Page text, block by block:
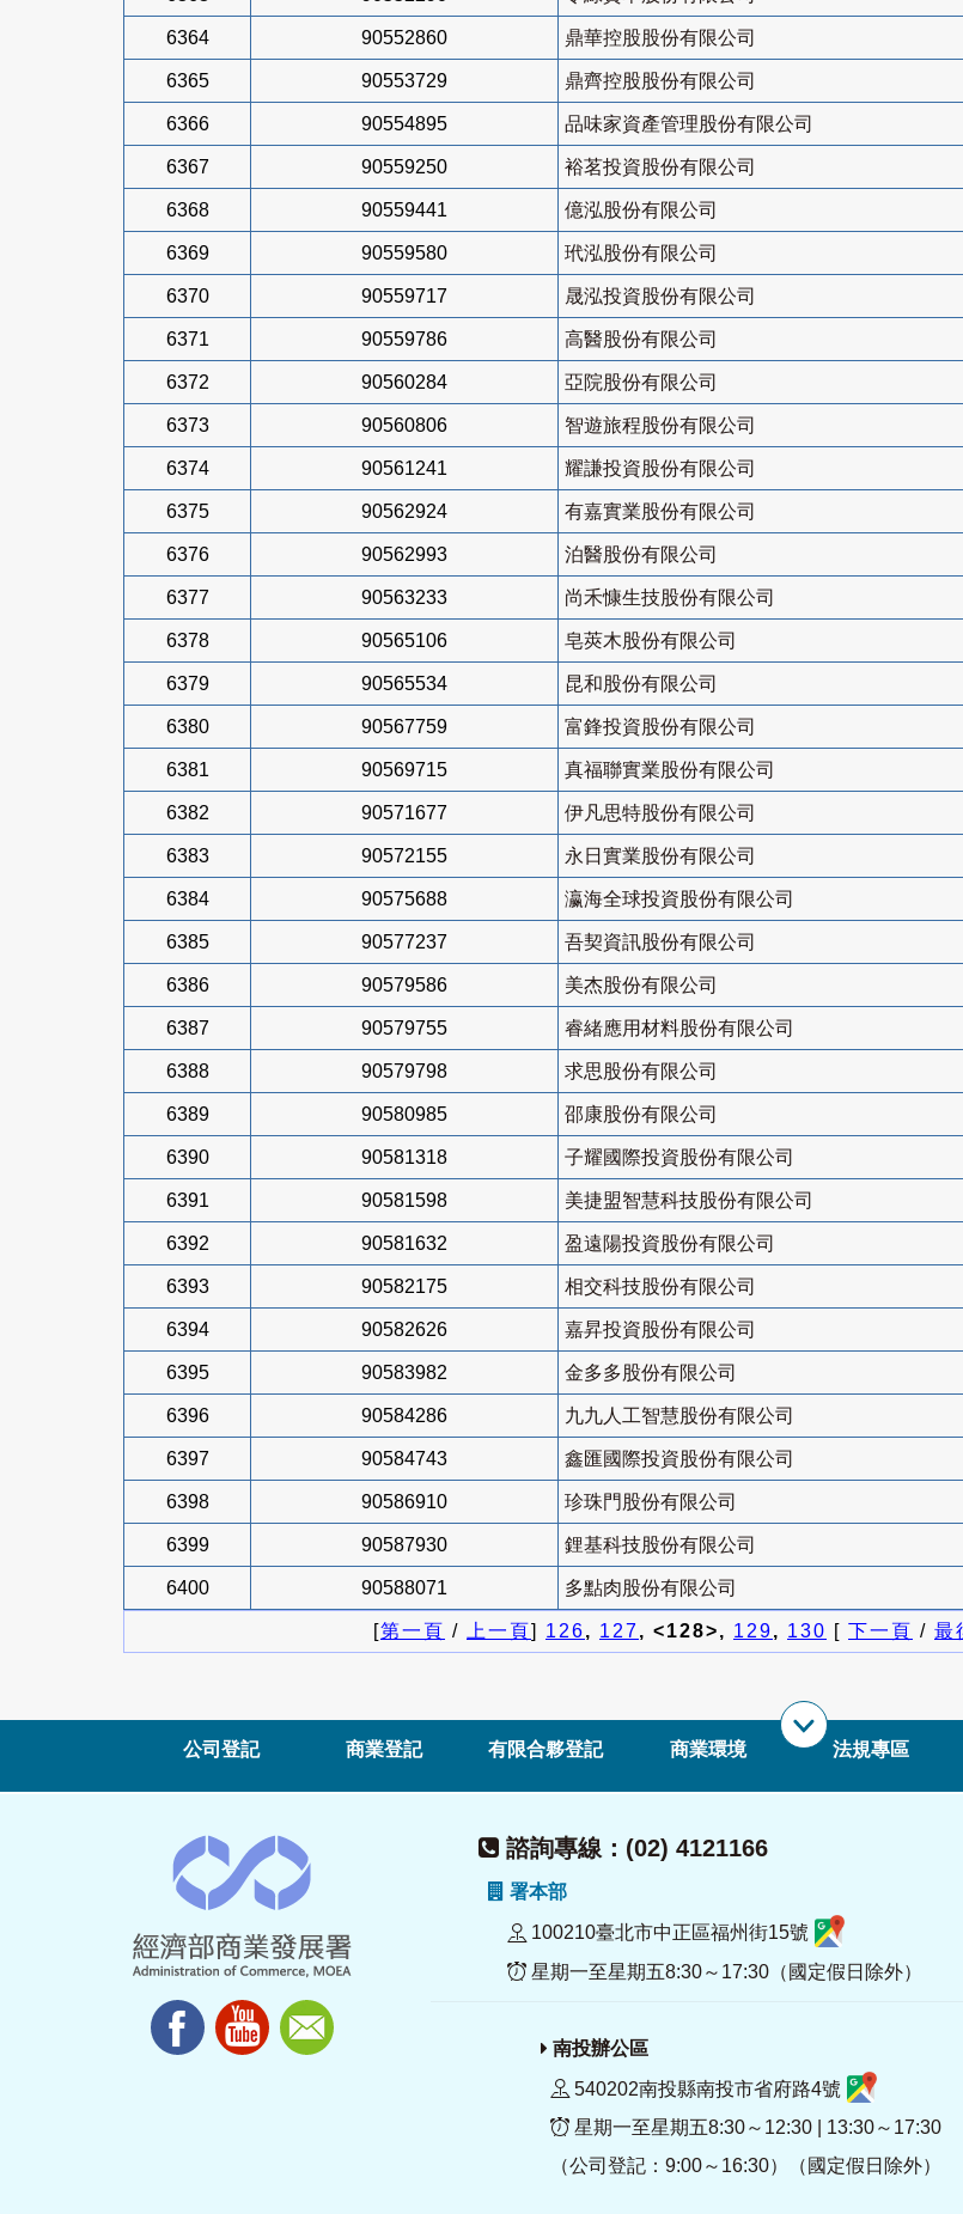
6364 90552860 鼎華控股股份有限公司
6365 90553729 鼎齊控股股份有限公司
6366 90554895 品味家資產管理股份有限公司
6367 90559250 裕茗投資股份有限公司
6368 90559441 億泓股份有限公司
6369 90559580 玳泓股份有限公司
6370 90559717 晟泓投資股份有限公司
6371 90559786 高醫股份有限公司
6372 90560284 亞院股份有限公司
6373 90560806 智遊旅程股份有限公司
6374 90561241 耀謙投資股份有限公司
6375 90562924 有嘉實業股份有限公司
6376 90562993 泊醫股份有限公司
6377 90563233 尚禾慷生技股份有限公司
6378 90565106 皂莢木股份有限公司
6379 90565534 昆和股份有限公司
6380 90567759 富鋒投資股份有限公司
6381 90569715 真福聯實業股份有限公司
6382 90571677 伊凡思特股份有限公司
6383 90572155 永日實業股份有限公司
6384 90575688 瀛海全球投資股份有限公司
6385 90577237 吾契資訊股份有限公司
6386 90579586 美杰股份有限公司
6387 90579755 睿緒應用材料股份有限公司
6388 90579798 求思股份有限公司
6389 90580985 邵康股份有限公司
6390 90581318 子耀國際投資股份有限公司
6391 90581598 美捷盟智慧科技股份有限公司
6392 90581632 盈遠陽投資股份有限公司
6393 90582175 相交科技股份有限公司
6394 90582626 嘉昇投資股份有限公司
6395 90583982 金多多股份有限公司
6396 90584286 九九人工智慧股份有限公司
6397 90584743 鑫匯國際投資股份有限公司
6398 90586910 珍珠門股份有限公司
6399 90587930 鋰基科技股份有限公司
6400 90588071 多點肉股份有限公司
[第一頁 / 上一頁] 126, 127, <128>, 129, 130 [ 下一頁 / 最
公司登記 商業登記 有限合夥登記 商業環境 法規專區
諮詢專線：(02) 4121166
署本部
100210臺北市中正區福州街15號
星期一至星期五8:30～17:30（國定假日除外）
南投辦公區
540202南投縣南投市省府路4號
星期一至星期五8:30～12:30 | 13:30～17:30
（公司登記：9:00～16:30）（國定假日除外）